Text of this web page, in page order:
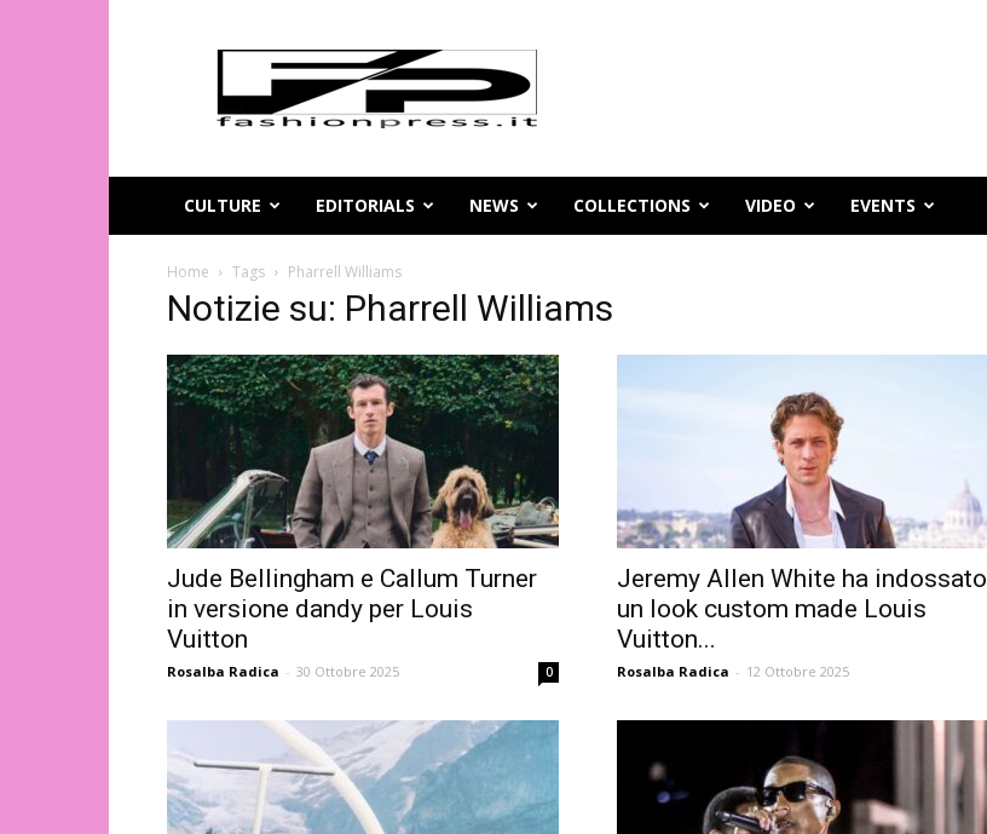
Magazine
moda
online
FashionPress.it
CULTURE
EDITORIALS NEWS COLLECTIONS VIDEO EVENTS
Home Tags Pharrell Williams
Notizie su: Pharrell Williams
Jude Bellingham e Callum Turner
in versione dandy per Louis
Vuitton
Rosalba Radica - 30 Ottobre 2025 0
Jeremy Allen White ha indossato
un look custom made Louis
Vuitton...
Rosalba Radica - 12 Ottobre 2025